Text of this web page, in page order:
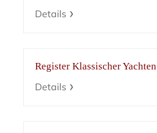
Details
Register Klassischer Yachten
Details